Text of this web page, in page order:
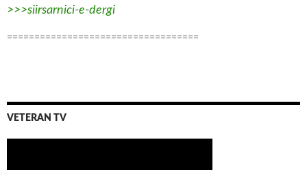
>>>siirsarnici-e-dergi
===================================
VETERAN TV